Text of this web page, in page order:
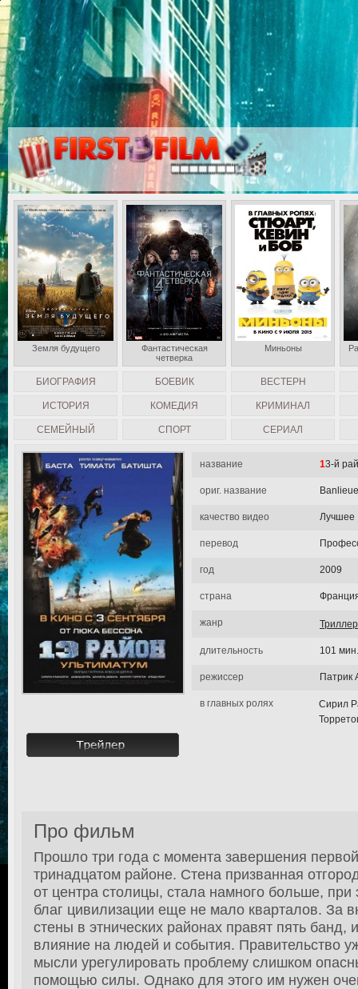
название 13-й
ориг. название
качество видео Лучшее
перевод
год 2009
страна
жанр Триллер
длительность 101 мин.
режиссер Патрик
в главных ролях
Сирил
Про фильм
Прошло три года с момента завершения
тринадцатом районе. Стена призванная
от центра столицы, стала намного больше, при
благ цивилизации еще не мало кварталов. За
стены в этнических районах правят пять
влияние на людей и события. Правительство
мысли урегулировать проблему слишком
помощью силы. Однако для этого им нужен
БИОГРАФИЯ БОЕВИК ВЕСТЕРН
ИСТОРИЯ КОМЕДИЯ КРИМИНАЛ
СЕМЕЙНЫЙ СПОРТ СЕРИАЛ
Земля будущего
Фантастическая
четверка
Миньоны